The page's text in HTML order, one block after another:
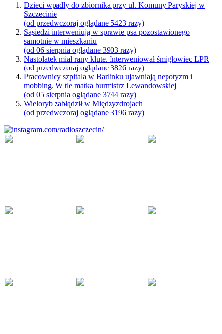
Dzieci wpadły do zbiornika przy ul. Komuny Paryskiej w
Szczecinie
(od przedwczoraj oglądane 5423 razy)
Sąsiedzi interweniują w sprawie psa pozostawionego
samotnie w mieszkaniu
(od 06 sierpnia oglądane 3903 razy)
Nastolatek miał rany kłute. Interweniował śmigłowiec LPR
(od przedwczoraj oglądane 3826 razy)
Pracownicy szpitala w Barlinku ujawniają nepotyzm i
mobbing. W tle matka burmistrz Lewandowskiej
(od 05 sierpnia oglądane 3744 razy)
Wieloryb zabłądził w Międzyzdrojach
(od przedwczoraj oglądane 3196 razy)